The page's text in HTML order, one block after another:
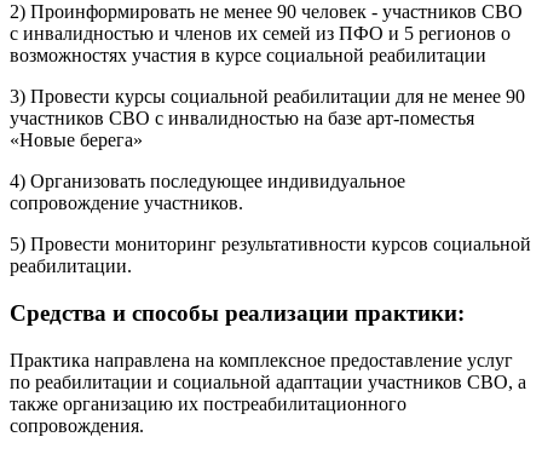
2) Проинформировать не менее 90 человек - участников СВО
с инвалидностью и членов их семей из ПФО и 5 регионов о
возможностях участия в курсе социальной реабилитации
3) Провести курсы социальной реабилитации для не менее 90
участников СВО с инвалидностью на базе арт-поместья
«Новые берега»
4) Организовать последующее индивидуальное
сопровождение участников.
5) Провести мониторинг результативности курсов социальной
реабилитации.
Средства и способы реализации практики:
Практика направлена на комплексное предоставление услуг
по реабилитации и социальной адаптации участников СВО, а
также организацию их постреабилитационного
сопровождения.